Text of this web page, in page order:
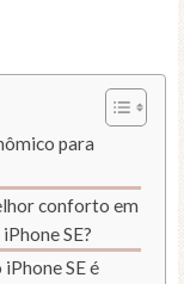
para
conforto em
SE?
SE é